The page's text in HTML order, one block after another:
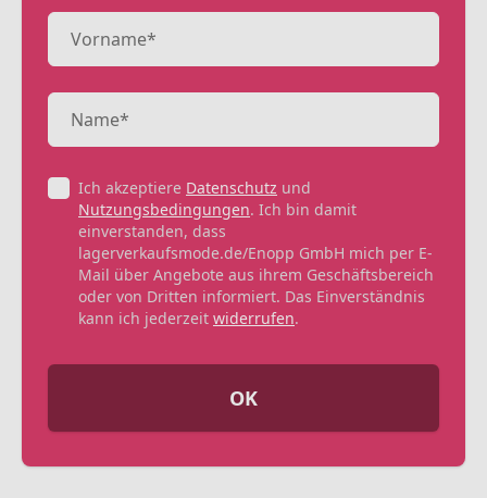
Ich akzeptiere Datenschutz und
Nutzungsbedingungen. Ich bin damit
einverstanden, dass
lagerverkaufsmode.de/Enopp GmbH mich per E-
Mail über Angebote aus ihrem Geschäftsbereich
oder von Dritten informiert. Das Einverständnis
kann ich jederzeit widerrufen.
OK